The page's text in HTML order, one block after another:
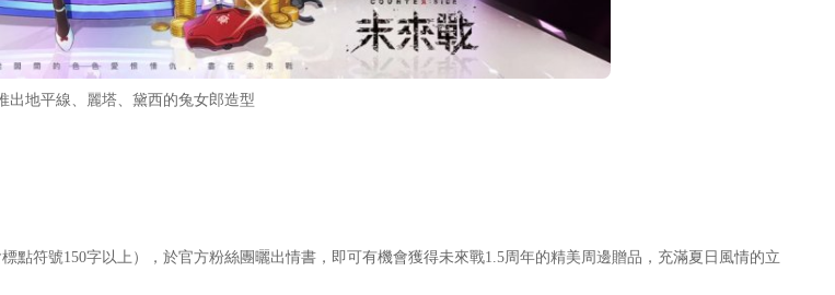
出地平線、麗塔、黛西的兔女郎造型
符號150字以上），於官方粉絲團曬出情書，即可有機會獲得未來戰1.5周年的精美周邊贈品，充滿夏日風情的立